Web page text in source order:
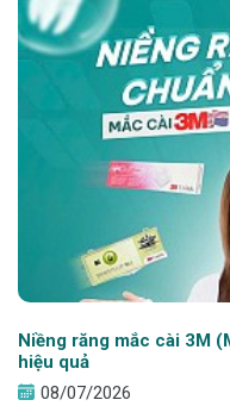
Niềng răng mắc cài 3M
hiệu quả
08/07/2026